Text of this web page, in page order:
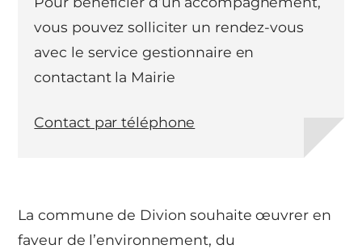
La commune de Divion souhaite œuvrer en
faveur de l’environnement, du
vous pouvez solliciter un rendez-vous
avec le service gestionnaire en
contactant la Mairie
Contact par téléphone